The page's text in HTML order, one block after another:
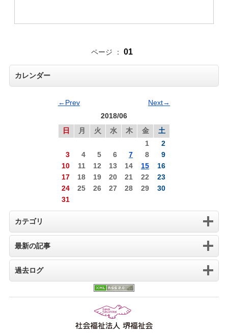
ページ ： 01
カレンダー
←Prev
Next→
2018/06
日
月 火 水 木 金
土
1
2
3
4 5 6 7 8
9
10
11 12 13 14 15
16
17
18 19 20 21 22
23
24
25 26 27 28 29
30
31
カテゴリ
最新の記事
過去ログ